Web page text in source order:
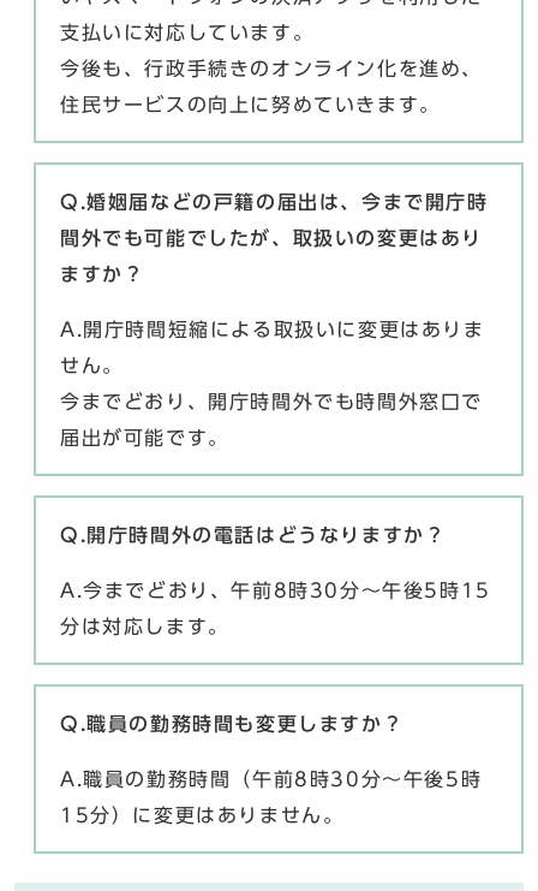
支払いに対応しています。
今後も、行政手続きのオンライン化を進め、
住民サービスの向上に努めていきます。
Q.婚姻届などの戸籍の届出は、今まで開庁時
間外でも可能でしたが、取扱いの変更はあり
ますか？
A.開庁時間短縮による取扱いに変更はありま
せん。
今までどおり、開庁時間外でも時間外窓口で
届出が可能です。
Q.開庁時間外の電話はどうなりますか？
A.今までどおり、午前8時30分～午後5時15
分は対応します。
Q.職員の勤務時間も変更しますか？
A.職員の勤務時間（午前8時30分～午後5時
15分）に変更はありません。